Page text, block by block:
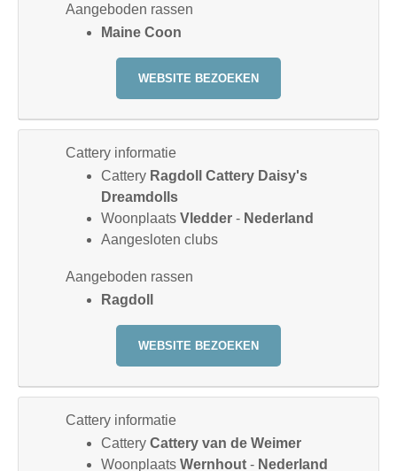
Aangeboden rassen
Maine Coon
WEBSITE BEZOEKEN
Cattery informatie
Cattery Ragdoll Cattery Daisy's
Dreamdolls
Woonplaats Vledder- Nederland
Aangesloten clubs
Aangeboden rassen
Ragdoll
WEBSITE BEZOEKEN
Cattery informatie
Cattery Cattery van de Weimer
Woonplaats Wernhout- Nederland